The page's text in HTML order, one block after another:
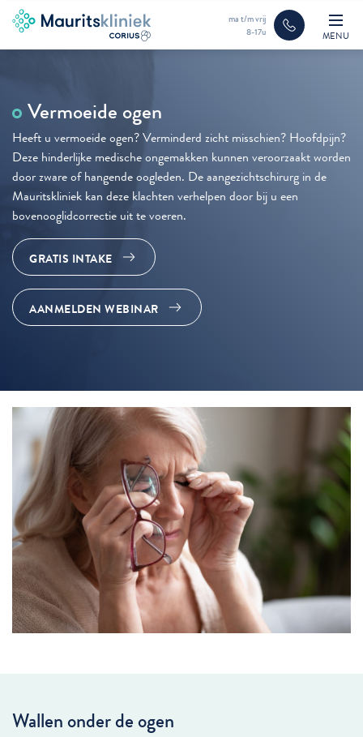
ma t/m vrij
8-17u
MENU
Vermoeide ogen
Heeft u vermoeide ogen? Verminderd zicht misschien? Hoofdpijn?
Deze hinderlijke medische ongemakken kunnen veroorzaakt worden
door zware of hangende oogleden. De aangezichtschirurg in de
Mauritskliniek kan deze klachten verhelpen door bij u een
bovenooglidcorrectie uit te voeren.
GRATIS INTAKE
AANMELDEN WEBINAR
Wallen onder de ogen